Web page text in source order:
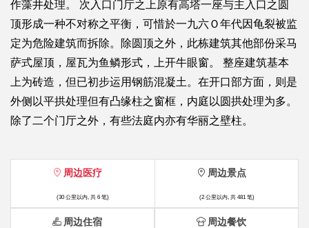
作藻井处理。 次入口门厅之上原有高塔一座与主入口之圆
顶形成一种不对称之平衡，可惜於一九六Ｏ年代因龟裂被监
定为危险建筑而拆除。除圆顶之外，此栋建筑其他部份采马
萨式屋顶，屋瓦为鱼鳞形式，上开牛眼窗。 整座建筑基本
上为砖造，但已初步运用钢筋混凝土。在开口部方面，则是
外侧以平拱处理但有凸缘柱之窗框，内庭以圆拱处理为多。
除了二个门厅之外，有些法庭内亦有华丽之壁柱。
周边医疗
(30 公里以内, 共 6 笔)
周边景点
(2 公里以内, 共 481 笔)
周边住宿 周边餐饮